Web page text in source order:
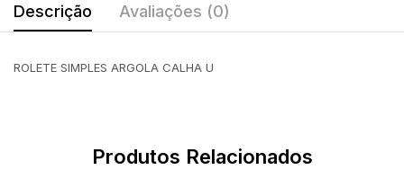
Descrição Avaliações (0)
ROLETE SIMPLES ARGOLA CALHA U
Produtos Relacionados